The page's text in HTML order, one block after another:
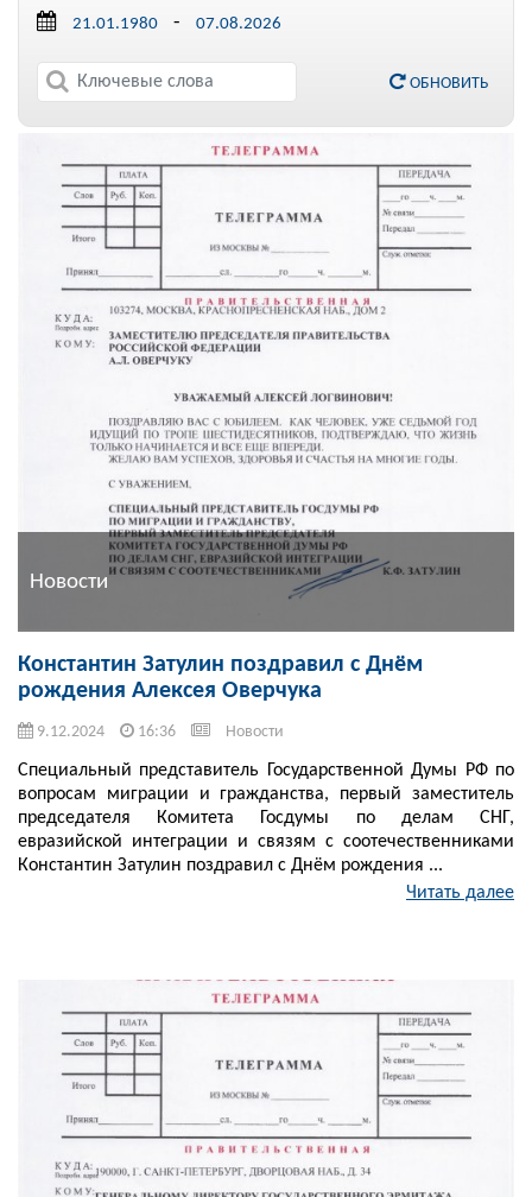
-
ОБНОВИТЬ
Новости
Константин Затулин поздравил с Днём
рождения Алексея Оверчука
9.12.2024 16:36 Новости
Специальный представитель Государственной Думы РФ по
вопросам миграции и гражданства, первый заместитель
председателя Комитета Госдумы по делам СНГ,
евразийской интеграции и связям с соотечественниками
Константин Затулин поздравил с Днём рождения ...
Читать далее